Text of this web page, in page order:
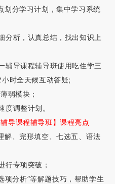
分学习计划，集中学习系统
析，认真总结，找出知识上
导课程辅导班使用吃住学三
时全天候互动答疑;
弱模块；
调整计划。
导课程辅导班】课程亮点
、完形填空、七选五、语法
专项突破；
分析”等解题技巧，帮助学生